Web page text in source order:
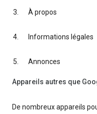
À propos
Informations légales
Annonces
Appareils autres que
De nombreux appareils